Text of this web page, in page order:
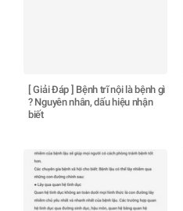
[ Giải Đáp ] Bệnh trĩ nội là bệnh gì
? Nguyên nhân, dấu hiệu nhận
biết